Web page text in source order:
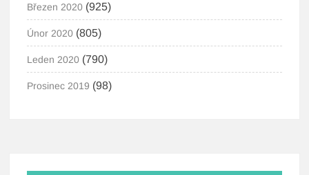
Březen 2020 (925)
Únor 2020 (805)
Leden 2020 (790)
Prosinec 2019 (98)